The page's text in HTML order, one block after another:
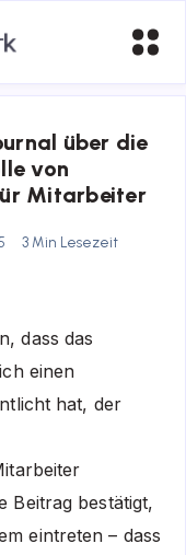
über die
von
Mitarbeiter
3 Min Lesezeit
dass das
einen
hat, der
Beitrag bestätigt,
eintreten – dass